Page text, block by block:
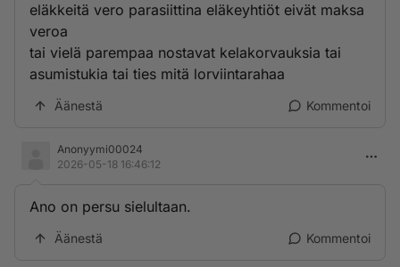
eläkkeitä vero parasiittina eläkeyhtiöt eivät maksa
veroa
tai vielä parempaa nostavat kelakorvauksia tai
asumistukia tai ties mitä lorviintarahaa
Äänestä Kommentoi
Anonyymi00024
2026-05-18 16:46:12
Ano on persu sielultaan.
Äänestä Kommentoi